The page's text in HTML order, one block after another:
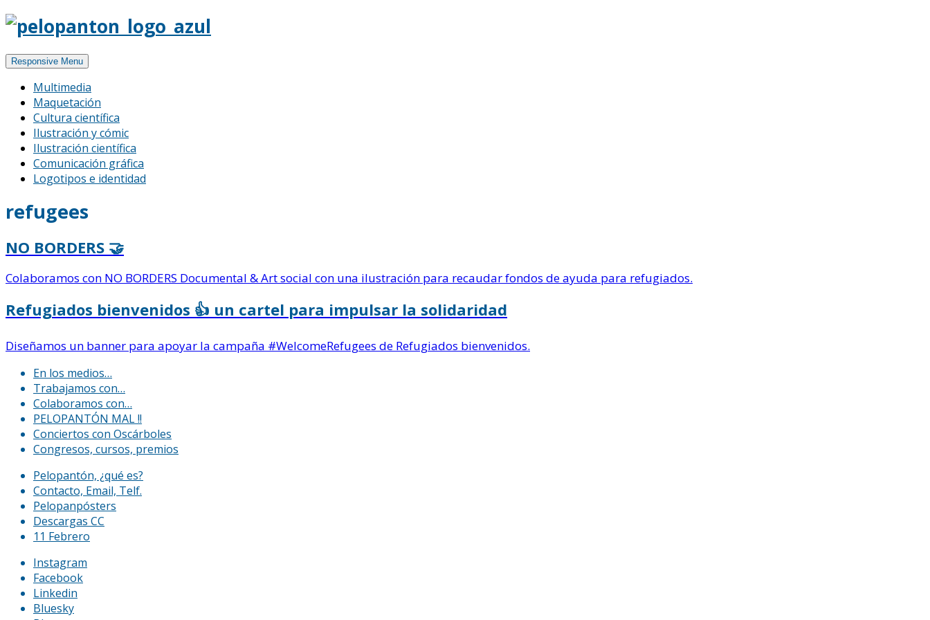
Responsive Menu
Multimedia
Maquetación
Cultura científica
Ilustración y cómic
Ilustración científica
Comunicación gráfica
Logotipos e identidad
refugees
NO BORDERS 🤝
Colaboramos con NO BORDERS Documental & Art social con una ilustración para recaudar fondos de ayuda para refugiados.
Refugiados bienvenidos 👍 un cartel para impulsar la solidaridad
Diseñamos un banner para apoyar la campaña #WelcomeRefugees de Refugiados bienvenidos.
En los medios…
Trabajamos con…
Colaboramos con…
PELOPANTÓN MAL !!
Conciertos con Oscárboles
Congresos, cursos, premios
Pelopantón, ¿qué es?
Contacto, Email, Telf.
Pelopanpósters
Descargas CC
11 Febrero
Instagram
Facebook
Linkedin
Bluesky